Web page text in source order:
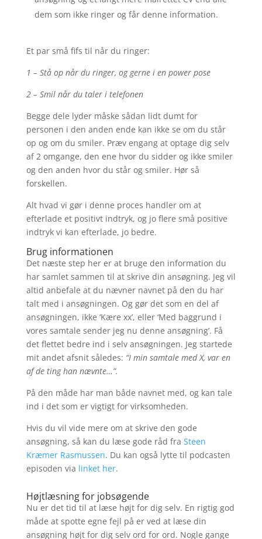
dem som ikke ringer og får denne information.
Et par små fifs til når du ringer:
1 – Stå op når du ringer, og gerne i en power pose
2 – Smil når du taler i telefonen
Begge dele lyder måske sådan lidt dumt for
personen i den anden ende kan ikke se om du står
op og om du smiler. Præv engang at optage dig selv
af 2 omgange, den ene hvor du sidder og ikke smiler
og den anden hvor du står og smiler. Hør så
forskellen.
Alt hvad vi gør i denne proces handler om at
efterlade et positivt indtryk, og jo flere små positive
indtryk vi kan efterlade, jo bedre.
Brug informationen
Det næste step her er at bruge den information du
har samlet sammen til at skrive din ansøgning. Jeg vil
altid anbefale at du nævner navnet på den du har
talt med i ansøgningen. Og gør det som en del af
ansøgningen, ikke ‘Kære xx’, eller ‘Med baggrund i
vores samtale sender jeg nu denne ansøgning’. Få
det flettet bedre ind i selv ansøgningen. Jeg startede
mit andet afsnit således: “I min samtale med X, var en
af de ting han nævnte…”.
På den måde har man både navnet med, og kan tale
ind i det som er vigtigt for virksomheden.
Hvis du vil vide mere om at skrive den gode
ansøgning, så kan du læse gode råd fra Steen
Kræmer Rasmussen. Du kan også lytte til podcasten
episoden via linket her.
Højtlæsning for jobsøgende
Nu er det tid til at læse højt for dig selv. En rigtig god
måde at spotte egne fejl på er ved at læse din
ansøgning højt for dig selv ord for ord. Nogle gange